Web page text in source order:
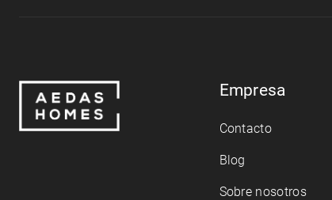
Empresa
Contacto
Blog
Sobre nosotros